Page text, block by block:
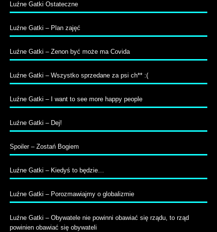
Luźne Gatki Ostateczne
Luźne Gatki – Plan zajęć
Luźne Gatki – Zenon być może ma Covida
Luźne Gatki – Wszystko sprzedane za psi ch** :(
Luźne Gatki – I want to see more happy people
Luźne Gatki – Dej!
Spoiler – Zostań Bogiem
Luźne Gatki – Kiedyś to będzie…
Luźne Gatki – Porozmawiajmy o globalizmie
Luźne Gatki – Obywatele nie powinni obawiać się rządu, to rząd
powinien obawiać się obywateli